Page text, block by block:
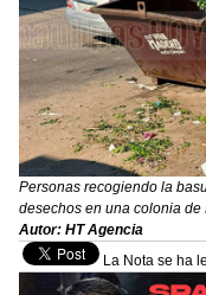
Personas recogiendo la
desechos en una colonia de
Autor: HT Agencia
La Nota se ha